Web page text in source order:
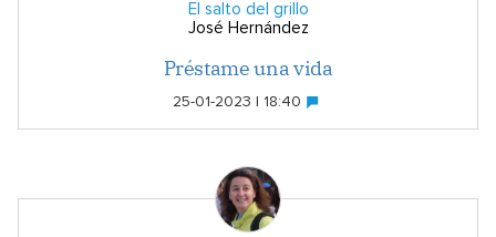
El salto del grillo
José Hernández
Préstame una vida
25-01-2023 | 18:40